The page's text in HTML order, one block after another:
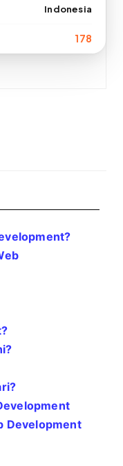
?
Development
Indonesia
178